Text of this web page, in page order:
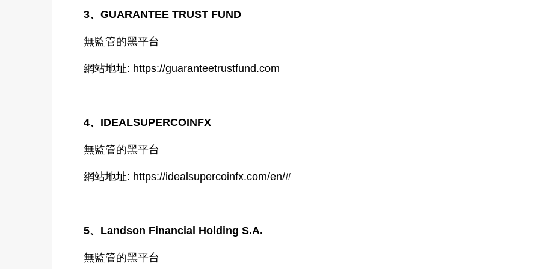
3、GUARANTEE TRUST FUND
無監管的黑平台
網站地址: https://guaranteetrustfund.com
4、IDEALSUPERCOINFX
無監管的黑平台
網站地址: https://idealsupercoinfx.com/en/#
5、Landson Financial Holding S.A.
無監管的黑平台